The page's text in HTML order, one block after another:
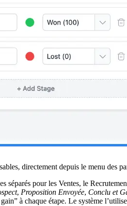
directement depuis le menu des
séparés pour les Ventes, le
, Proposition Envoyée, Conclu et
à chaque étape. Le système